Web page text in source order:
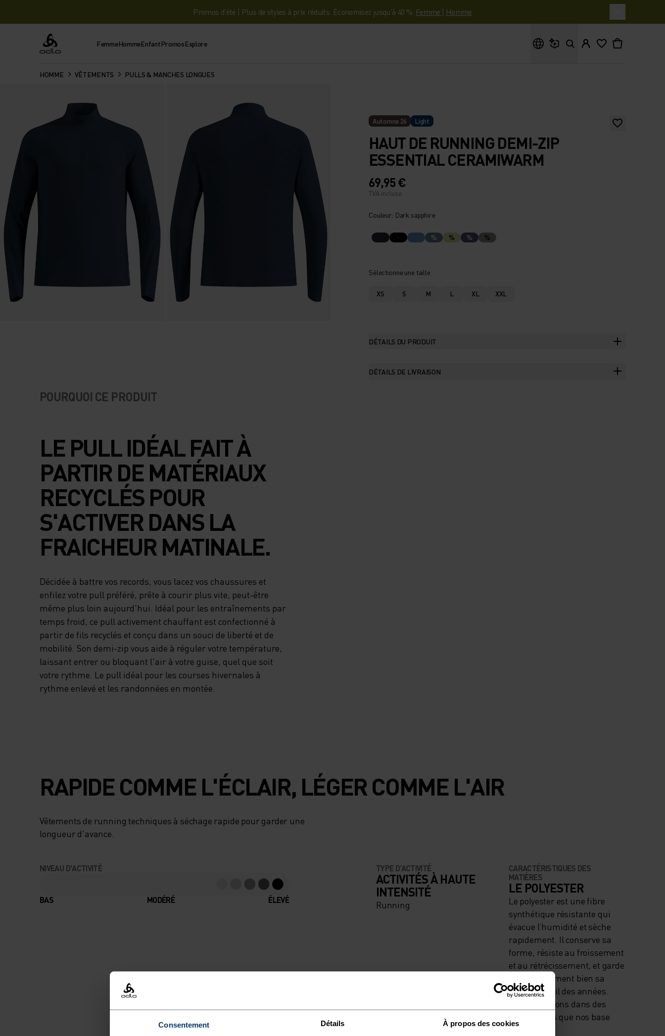
Consentement Détails À propos des cookies
Promos d'été | Plus de styles à prix réduits. Économisez jusqu'à 40 %. Femme | Homme
Odlo FemmeHommeEnfantPromosExplore
HOMME VÊTEMENTS PULLS & MANCHES LONGUES
Automne 26 Light
HAUT DE RUNNING DEMI-ZIP
ESSENTIAL CERAMIWARM
69,95 €
TVA incluse
Couleur: Dark sapphire
% % % %
Sélectionne une taille
XS S M L XL XXL
DÉTAILS DU PRODUIT
DÉTAILS DE LIVRAISON
POURQUOI CE PRODUIT
LE PULL IDÉAL FAIT À
PARTIR DE MATÉRIAUX
RECYCLÉS POUR
S'ACTIVER DANS LA
FRAICHEUR MATINALE.
Décidée à battre vos records, vous lacez vos chaussures et
enfilez votre pull préféré, prête à courir plus vite, peut-être
même plus loin aujourd'hui. Idéal pour les entraînements par
temps froid, ce pull activement chauffant est confectionné à
partir de fils recyclés et conçu dans un souci de liberté et de
mobilité. Son demi-zip vous aide à réguler votre température,
laissant entrer ou bloquant l'air à votre guise, quel que soit
votre rythme. Le pull idéal pour les courses hivernales à
rythme enlevé et les randonnées en montée.
RAPIDE COMME L'ÉCLAIR, LÉGER COMME L'AIR
Vêtements de running techniques à séchage rapide pour garder une
longueur d'avance.
NIVEAU D'ACTIVITÉ
BAS MODÉRÉ ÉLEVÉ
TYPE D’ACTIVITÉ
ACTIVITÉS À HAUTE
INTENSITÉ
Running
CARACTÉRISTIQUES DES
MATIÈRES
LE POLYESTER
Le polyester est une fibre
synthétique résistante qui
évacue l’humidité et sèche
rapidement. Il conserve sa
forme, résiste au froissement
et au rétrécissement, et garde
particulièrement bien sa
couleur au fil des années.
Nous l’utilisons dans des
produits tels que nos base
layers.